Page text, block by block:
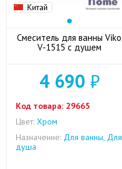
Китай
Смеситель для ванны Viko
V-1515 с душем
4 690 ₽
Код товара: 29665
Цвет: Хром
Назначение: Для ванны, Для
душа